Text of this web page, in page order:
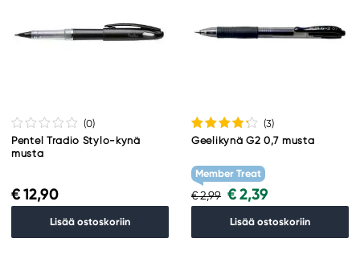
(0)
Pentel Tradio Stylo-kynä
musta
€ 12,90
Lisää ostoskoriin
(3)
Geelikynä G2 0,7 musta
Member Treat
€ 2,99 € 2,39
Lisää ostoskoriin